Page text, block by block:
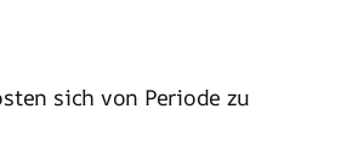
sich von Periode zu